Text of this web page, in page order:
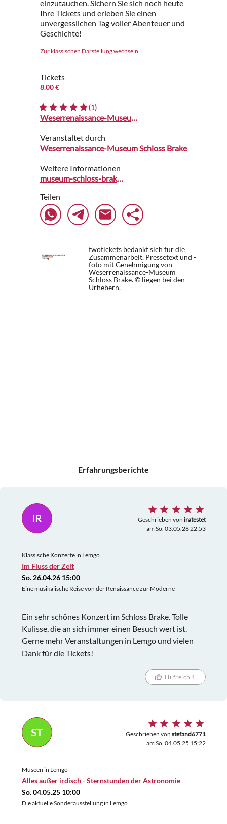
einzutauchen. Sichern Sie sich noch heute
Ihre Tickets und erleben Sie einen
unvergesslichen Tag voller Abenteuer und
Geschichte!
Zur klassischen Darstellung wechseln
Tickets
8.00 €
(1)
Weserrenaissance-Museum Schloß Brake
Veranstaltet durch
Weserrenaissance-Museum Schloss Brake
Weitere Informationen
museum-schloss-brake.de
Teilen
twotickets bedankt sich für die
Zusammenarbeit. Pressetext und -
foto mit Genehmigung von
Weserrenaissance-Museum
Schloss Brake. © liegen bei den
Urhebern.
Erfahrungsberichte
IR Geschrieben von iratestet
am So. 03.05.26 22:53
Klassische Konzerte in Lemgo
Im Fluss der Zeit
So. 26.04.26 15:00
Eine musikalische Reise von der Renaissance zur Moderne
Ein sehr schönes Konzert im Schloss Brake. Tolle
Kulisse, die an sich immer einen Besuch wert ist.
Gerne mehr Veranstaltungen in Lemgo und vielen
Dank für die Tickets!
Hilfreich 1
ST Geschrieben von stefand6771
am So. 04.05.25 15:22
Museen in Lemgo
Alles außer irdisch - Sternstunden der Astronomie
So. 04.05.25 10:00
Die aktuelle Sonderausstellung in Lemgo